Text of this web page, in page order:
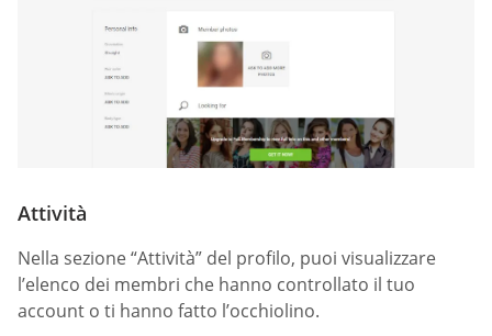
Attività
Nella sezione “Attività” del profilo, puoi visualizzare
l’elenco dei membri che hanno controllato il tuo
account o ti hanno fatto l’occhiolino.